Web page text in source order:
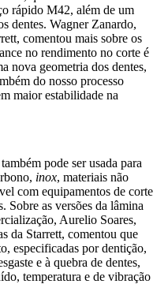
rápido M42, além de um
dentes. Wagner Zanardo,
comentou mais sobre os
no rendimento no corte é
nova geometria dos dentes,
do nosso processo
maior estabilidade na
pode ser usada para
inox, materiais não
com equipamentos de corte
Sobre as versões da lâmina
Aurelio Soares,
da Starrett, comentou que
especificadas por dentição,
e à quebra de dentes,
temperatura e de vibração